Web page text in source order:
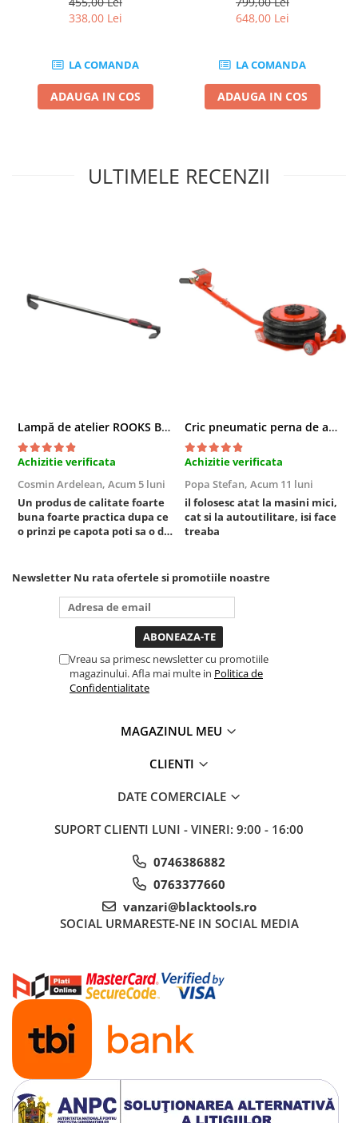
Alte scule pneumatice
Compresoare
Filtre Pneumatice
Furtune Aer Comprimat
Pistoale Pneumatice
Injectoare
Motor
Rulmenti,Bucsi si Extractoare
Sisteme de ridicare si sustinere
Capre Auto
Cricuri Hidraulice
Surubelnite Si Biti
Truse de biti
Truse de surubelnite
Masini de dejantat roti
Masini de echilibrat roti
Piese de schimb
338,00 Lei
LA COMANDA
ADAUGA IN COS
648,00 Lei
LA COMANDA
ADAUGA IN COS
ULTIMELE RECENZII
Lampă de atelier ROOKS B2 HYBRID pentru capotă, 2000 lumeni, 5000 mAh
Achizitie verificata
Cosmin Ardelean, Acum 5 luni
Un produs de calitate foarte
buna foarte practica dupa ce
o prinzi pe capota poti sa o dai
puternica si de la baterie care
bagi la priza nu mai ai treaba
toata ziua ,ce...
Cric pneumatic perna de aer cu inaltator 6T
Achizitie verificata
Popa Stefan, Acum 11 luni
il folosesc atat la masini mici,
cat si la autoutilitare, isi face
treaba
Newsletter Nu rata ofertele si promotiile noastre
Vreau sa primesc newsletter cu promotiile
magazinului. Afla mai multe in Politica de
Confidentialitate
MAGAZINUL MEU
CLIENTI
DATE COMERCIALE
SUPORT CLIENTI LUNI - VINERI: 9:00 - 16:00
0746386882
0763377660
vanzari@blacktools.ro
SOCIAL URMARESTE-NE IN SOCIAL MEDIA